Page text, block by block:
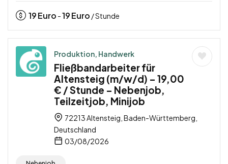
19Euro -19Euro / Stunde
Produktion, Handwerk
Fließbandarbeiter für
Altensteig (m/w/d) – 19,00
€ / Stunde – Nebenjob,
Teilzeitjob, Minijob
72213 Altensteig, Baden-Württemberg,
Deutschland
03/08/2026